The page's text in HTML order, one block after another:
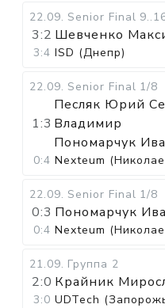
22.09. Senior Final
3:2 Шевченко
3:4 ISD (Днепр)
22.09. Senior Final 1/8
1:3
Песляк Юрий
Владимир
Пономарчук
0:4 Nexteum
22.09. Senior Final 1/8
0:3 Пономарчук
0:4 Nexteum
21.09. Группа 2
2:0 Крайник
3:0 UDTech